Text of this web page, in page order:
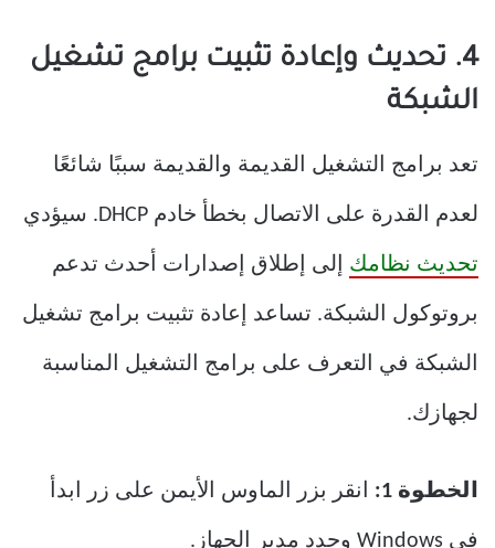
4. تحديث وإعادة تثبيت برامج تشغيل
الشبكة
تعد برامج التشغيل القديمة والقديمة سببًا شائعًا
لعدم القدرة على الاتصال بخطأ خادم DHCP. سيؤدي
تحديث نظامك إلى إطلاق إصدارات أحدث تدعم
بروتوكول الشبكة. تساعد إعادة تثبيت برامج تشغيل
الشبكة في التعرف على برامج التشغيل المناسبة
لجهازك.
الخطوة 1: انقر بزر الماوس الأيمن على زر ابدأ
في Windows وحدد مدير الجهاز.